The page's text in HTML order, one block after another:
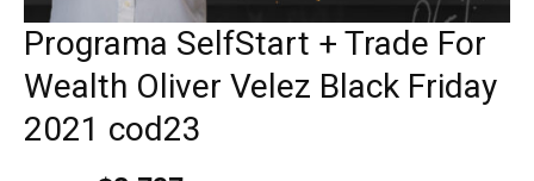
Programa SelfStart + Trade For
Wealth Oliver Velez Black Friday
2021 cod23